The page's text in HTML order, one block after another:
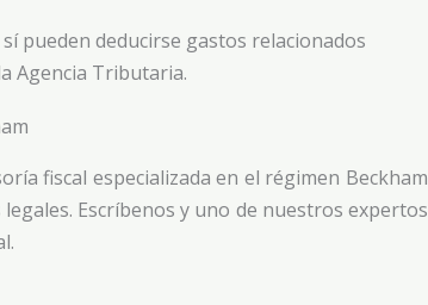
pueden deducirse gastos relacionados
Agencia Tributaria.
fiscal especializada en el régimen Beckham
Escríbenos y uno de nuestros expertos